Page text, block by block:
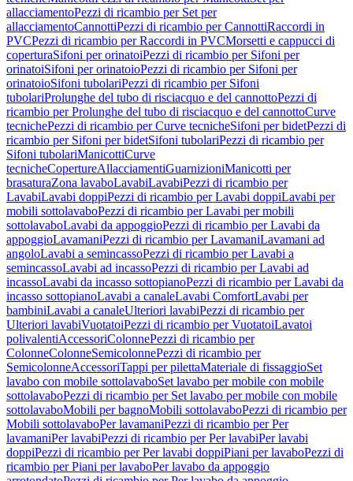
allacciamentoPezzi di ricambio per Set per
allacciamentoCannottiPezzi di ricambio per CannottiRaccordi in
PVCPezzi di ricambio per Raccordi in PVCMorsetti e cappucci di
coperturaSifoni per orinatoiPezzi di ricambio per Sifoni per
orinatoiSifoni per orinatoioPezzi di ricambio per Sifoni per
orinatoioSifoni tubolariPezzi di ricambio per Sifoni
tubolariProlunghe del tubo di risciacquo e del cannottoPezzi di
ricambio per Prolunghe del tubo di risciacquo e del cannottoCurve
tecnichePezzi di ricambio per Curve tecnicheSifoni per bidetPezzi di
ricambio per Sifoni per bidetSifoni tubolariPezzi di ricambio per
Sifoni tubolariManicottiCurve
tecnicheCopertureAllacciamentiGuarnizioniManicotti per
brasaturaZona lavaboLavabiLavabiPezzi di ricambio per
LavabiLavabi doppiPezzi di ricambio per Lavabi doppiLavabi per
mobili sottolavaboPezzi di ricambio per Lavabi per mobili
sottolavaboLavabi da appoggioPezzi di ricambio per Lavabi da
appoggioLavamaniPezzi di ricambio per LavamaniLavamani ad
angoloLavabi a semincassoPezzi di ricambio per Lavabi a
semincassoLavabi ad incassoPezzi di ricambio per Lavabi ad
incassoLavabi da incasso sottopianoPezzi di ricambio per Lavabi da
incasso sottopianoLavabi a canaleLavabi ComfortLavabi per
bambiniLavabi a canaleUlteriori lavabiPezzi di ricambio per
Ulteriori lavabiVuotatoiPezzi di ricambio per VuotatoiLavatoi
polivalentiAccessoriColonnePezzi di ricambio per
ColonneColonneSemicolonnePezzi di ricambio per
SemicolonneAccessoriTappi per pilettaMateriale di fissaggioSet
lavabo con mobile sottolavaboSet lavabo per mobile con mobile
sottolavaboPezzi di ricambio per Set lavabo per mobile con mobile
sottolavaboMobili per bagnoMobili sottolavaboPezzi di ricambio per
Mobili sottolavaboPer lavamaniPezzi di ricambio per Per
lavamaniPer lavabiPezzi di ricambio per Per lavabiPer lavabi
doppiPezzi di ricambio per Per lavabi doppiPiani per lavaboPezzi di
ricambio per Piani per lavaboPer lavabo da appoggio